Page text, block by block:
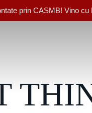
prin CASMB! Vino